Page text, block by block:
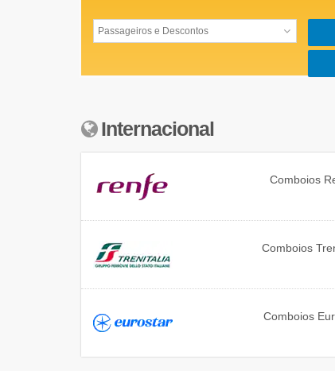
Internacional
Comboios
Comboios
Comboios